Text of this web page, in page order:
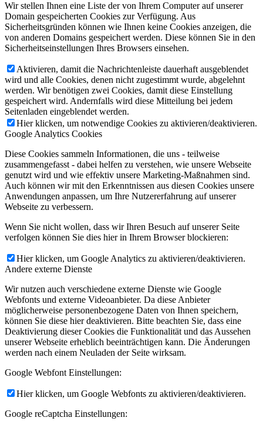
Wir stellen Ihnen eine Liste der von Ihrem Computer auf unserer
Domain gespeicherten Cookies zur Verfügung. Aus
Sicherheitsgründen können wie Ihnen keine Cookies anzeigen, die
von anderen Domains gespeichert werden. Diese können Sie in den
Sicherheitseinstellungen Ihres Browsers einsehen.
Aktivieren, damit die Nachrichtenleiste dauerhaft ausgeblendet
wird und alle Cookies, denen nicht zugestimmt wurde, abgelehnt
werden. Wir benötigen zwei Cookies, damit diese Einstellung
gespeichert wird. Andernfalls wird diese Mitteilung bei jedem
Seitenladen eingeblendet werden.
Hier klicken, um notwendige Cookies zu aktivieren/deaktivieren.
Google Analytics Cookies
Diese Cookies sammeln Informationen, die uns - teilweise
zusammengefasst - dabei helfen zu verstehen, wie unsere Webseite
genutzt wird und wie effektiv unsere Marketing-Maßnahmen sind.
Auch können wir mit den Erkenntnissen aus diesen Cookies unsere
Anwendungen anpassen, um Ihre Nutzererfahrung auf unserer
Webseite zu verbessern.
Wenn Sie nicht wollen, dass wir Ihren Besuch auf unserer Seite
verfolgen können Sie dies hier in Ihrem Browser blockieren:
Hier klicken, um Google Analytics zu aktivieren/deaktivieren.
Andere externe Dienste
Wir nutzen auch verschiedene externe Dienste wie Google
Webfonts und externe Videoanbieter. Da diese Anbieter
möglicherweise personenbezogene Daten von Ihnen speichern,
können Sie diese hier deaktivieren. Bitte beachten Sie, dass eine
Deaktivierung dieser Cookies die Funktionalität und das Aussehen
unserer Webseite erheblich beeinträchtigen kann. Die Änderungen
werden nach einem Neuladen der Seite wirksam.
Google Webfont Einstellungen:
Hier klicken, um Google Webfonts zu aktivieren/deaktivieren.
Google reCaptcha Einstellungen: